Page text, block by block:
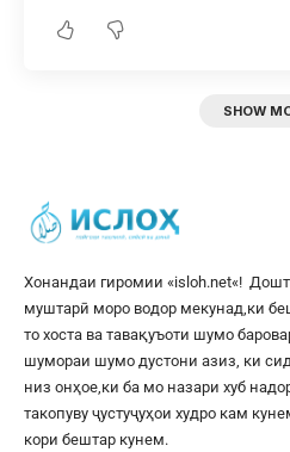
SHOW
Хонандаи гиромии «isloh.net«!
муштарӣ моро водор мекунад,ки
то хоста ва тавақуъоти шумо
шумораи шумо дустони азиз, ки
низ онҳое,ки ба мо назари хуб
такопуву ҷустуҷуҳои худро кам
кори бештар кунем.